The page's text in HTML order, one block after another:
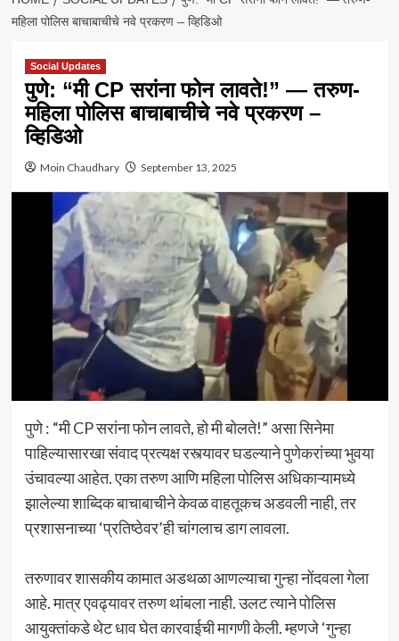
महिला पोलिस बाचाबाचीचे नवे प्रकरण – व्हिडिओ
Social Updates
पुणे: “मी CP सरांना फोन लावते!” — तरुण-
महिला पोलिस बाचाबाचीचे नवे प्रकरण –
व्हिडिओ
Moin Chaudhary September 13, 2025
पुणे : “मी CP सरांना फोन लावते, हो मी बोलते!” असा सिनेमा
पाहिल्यासारखा संवाद प्रत्यक्ष रस्त्यावर घडल्याने पुणेकरांच्या भुवया
उंचावल्या आहेत. एका तरुण आणि महिला पोलिस अधिकाऱ्यामध्ये
झालेल्या शाब्दिक बाचाबाचीने केवळ वाहतूकच अडवली नाही, तर
प्रशासनाच्या ‘प्रतिष्ठेवर’ही चांगलाच डाग लावला.
तरुणावर शासकीय कामात अडथळा आणल्याचा गुन्हा नोंदवला गेला
आहे. मात्र एवढ्यावर तरुण थांबला नाही. उलट त्याने पोलिस
आयुक्तांकडे थेट धाव घेत कारवाईची मागणी केली. म्हणजे ‘गुन्हा